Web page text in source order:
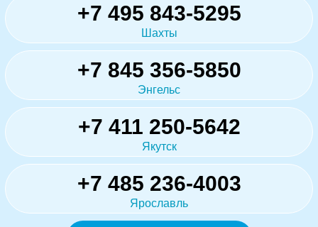
+7 495 843-5295
Шахты
+7 845 356-5850
Энгельс
+7 411 250-5642
Якутск
+7 485 236-4003
Ярославль